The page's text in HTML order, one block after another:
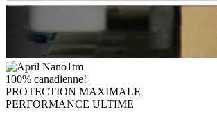
100% canadienne!
PROTECTION MAXIMALE
PERFORMANCE ULTIME